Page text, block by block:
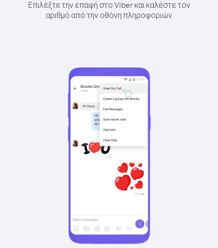
Επιλέξτε την επαφή στο Viber και καλέστε τον
αριθμό από την οθόνη πληροφοριών